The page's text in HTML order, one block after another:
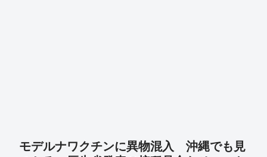
モデルナワクチンに異物混入 沖縄でも見